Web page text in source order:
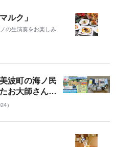
ルク」
の生演奏をお楽しみ
波町の海ノ民
お大師さん」
念コラボ商
）